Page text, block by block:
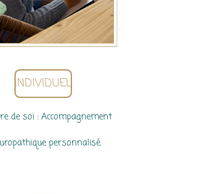
INDIVIDUEL
de soi : Accompagnement
personnalisé.